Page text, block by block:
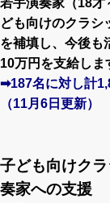
若手演奏家（18才
ども向けのクラシ
を補填し、今後も
10万円を支給しま
➡187名に対し計
（11月6日更新）
子ども向けク
奏家への支援